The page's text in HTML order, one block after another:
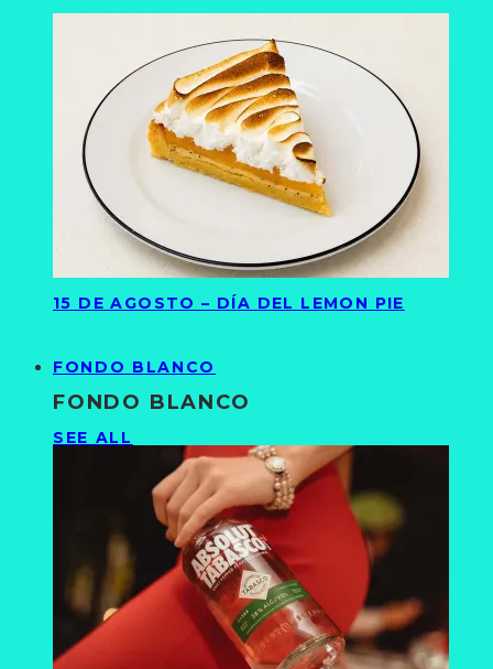
15 DE AGOSTO – DÍA DEL LEMON PIE
FONDO BLANCO
FONDO BLANCO
SEE ALL